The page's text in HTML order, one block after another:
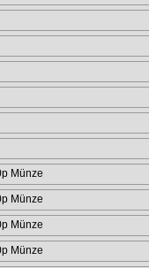
Münze
Münze
Münze
Münze